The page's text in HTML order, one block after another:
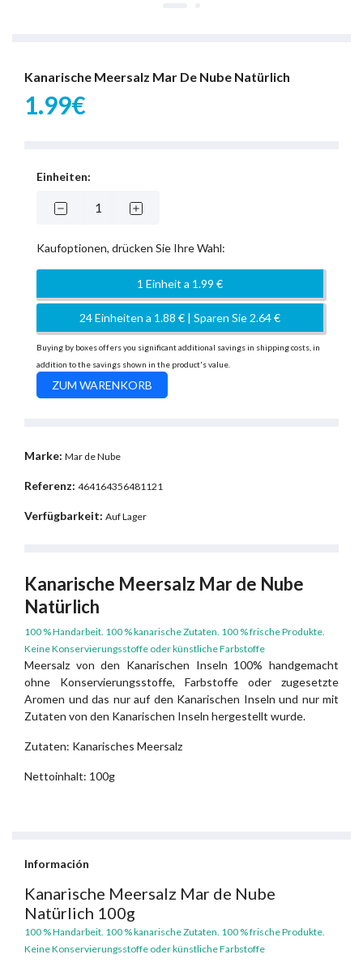
Kanarische Meersalz Mar De Nube Natürlich
1.99€
Einheiten:
Kaufoptionen, drücken Sie Ihre Wahl:
1 Einheit a 1.99 €
24 Einheiten a 1.88 € | Sparen Sie 2.64 €
Buying by boxes offers you significant additional savings in shipping costs, in
addition to the savings shown in the product's value.
Marke: Mar de Nube
Referenz: 464164356481121
Verfügbarkeit: Auf Lager
Kanarische Meersalz Mar de Nube
Natürlich
100 % Handarbeit. 100 % kanarische Zutaten. 100 % frische Produkte.
Keine Konservierungsstoffe oder künstliche Farbstoffe
Meersalz von den Kanarischen Inseln 100% handgemacht
ohne Konservierungsstoffe, Farbstoffe oder zugesetzte
Aromen und das nur auf den Kanarischen Inseln und nur mit
Zutaten von den Kanarischen Inseln hergestellt wurde.
Zutaten: Kanarisches Meersalz
Nettoinhalt: 100g
Información
Kanarische Meersalz Mar de Nube
Natürlich 100g
100 % Handarbeit. 100 % kanarische Zutaten. 100 % frische Produkte.
Keine Konservierungsstoffe oder künstliche Farbstoffe